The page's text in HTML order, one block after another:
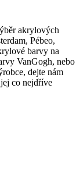
akrylových
Pébeo,
barvy na
VanGogh, nebo
dejte nám
co nejdříve